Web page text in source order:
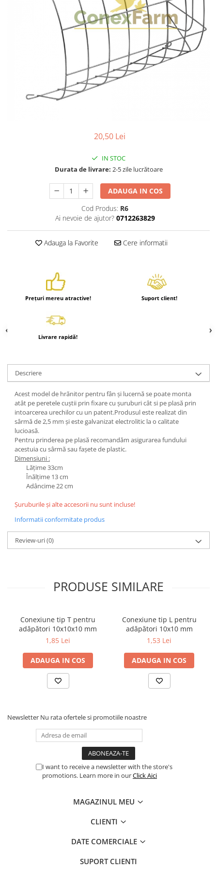
20,50 Lei
IN STOC
Durata de livrare: 2-5 zile lucrătoare
ADAUGA IN COS
Cod Produs: R6
Ai nevoie de ajutor? 0712263829
Adauga la Favorite Cere informatii
Prețuri mereu atractive! Suport client!
Livrare rapidă!
Descriere
Acest model de hrănitor pentru fân și lucernă se poate monta
atât pe peretele cuștii prin fixare cu șuruburi cât si pe plasă prin
intoarcerea urechilor cu un patent.Produsul este realizat din
sârmă de 2,5 mm și este galvanizat electrolitic la o calitate
lucioasă.
Pentru prinderea pe plasă recomandăm asigurarea fundului
acestuia cu sârmă sau fașete de plastic.
Dimensiuni :
Lățime 33cm
Înălțime 13 cm
Adâncime 22 cm
Șuruburile și alte accesorii nu sunt incluse!
Informatii conformitate produs
Review-uri(0)
PRODUSE SIMILARE
Conexiune tip T pentru
adăpători 10x10x10 mm
1,85 Lei
ADAUGA IN COS
Conexiune tip L pentru
adăpători 10x10 mm
1,53 Lei
ADAUGA IN COS
Newsletter Nu rata ofertele si promotiile noastre
I want to receive a newsletter with the store's
promotions. Learn more in ourClick Aici
MAGAZINUL MEU
CLIENTI
DATE COMERCIALE
SUPORT CLIENTI